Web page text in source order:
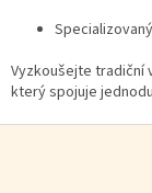
Vyzkoušejte tradiční
který spojuje